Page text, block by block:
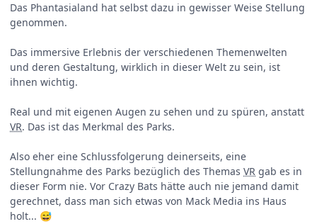
Das Phantasialand hat selbst dazu in gewisser Weise Stellung
genommen.
Das immersive Erlebnis der verschiedenen Themenwelten
und deren Gestaltung, wirklich in dieser Welt zu sein, ist
ihnen wichtig.
Real und mit eigenen Augen zu sehen und zu spüren, anstatt
VR. Das ist das Merkmal des Parks.
Also eher eine Schlussfolgerung deinerseits, eine
Stellungnahme des Parks bezüglich des Themas VR gab es in
dieser Form nie. Vor Crazy Bats hätte auch nie jemand damit
gerechnet, dass man sich etwas von Mack Media ins Haus
holt... 😅